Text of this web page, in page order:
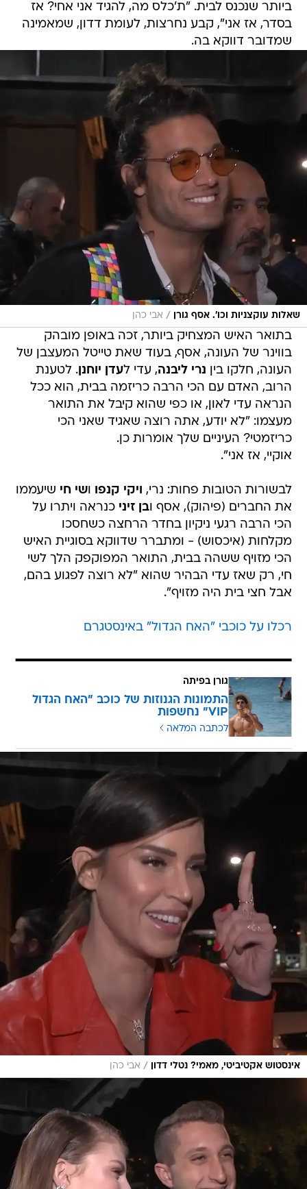
ביותר שנכנס לבית. "ת'כלס מה, להגיד אני אחי? אז
בסדר, אז אני", קבע נחרצות, לעומת דדון, שמאמינה
שמדובר דווקא בה.
שאלות עוקצניות וכו'. אסף גורן / אבי כהן
בתואר האיש המצחיק ביותר, זכה באופן מובהק
בווינר של העונה, אסף, בעוד שאת טייטל המעצבן של
העונה, חלקו בין נרי ליבנה, עדי לעדן יוחנן. לטענת
הרוב, האדם עם הכי הרבה כריזמה בבית, הוא ככל
הנראה עדי לאון, או כפי שהוא קיבל את התואר
מעצמו: "לא יודע, אתה רוצה שאגיד שאני הכי
כריזמטי? העיניים שלך אומרות כן.
אוקיי, אז אני".
לבשורות הטובות פחות: נרי, ויקי קנפו ושי חי שיעממו
את החברים (פיהוק), אסף ובן זיני כנראה ויתרו על
הכי הרבה רגעי ניקיון בחדר הרחצה כשחסכו
מקלחות (איכסוש) - ומתברר שדווקא בסוגיית האיש
הכי מזויף ששהה בבית, התואר המפוקפק הלך לשי
חי, רק שאז עדי הבהיר שהוא "לא רוצה לפגוע בהם,
אבל חצי בית היה מזויף".
רכלו על כוכבי "האח הגדול" באינסטגרם
גורן בפיתה
התמונות הגנוזות של כוכב "האח הגדול
VIP" נחשפות
לכתבה המלאה
אינסטוש אקטיביטי, מאמי? נטלי דדון / אבי כהן